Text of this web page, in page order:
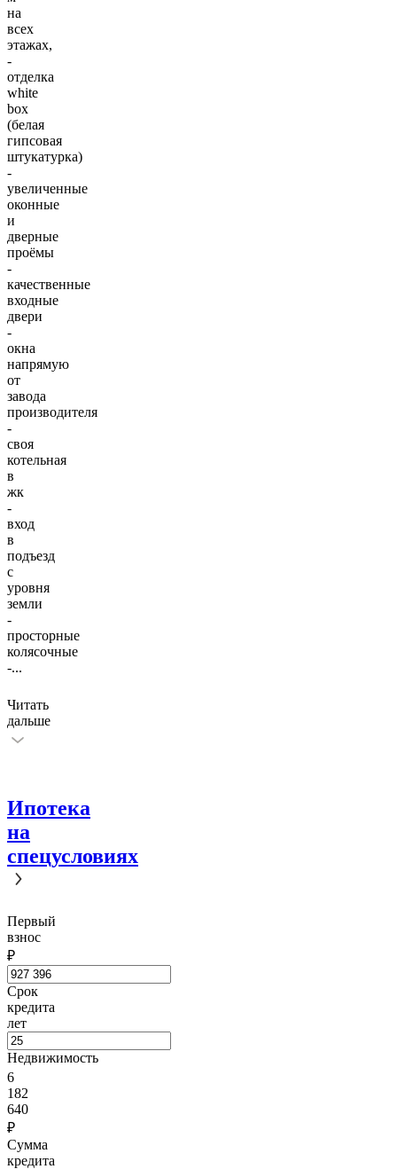
на
всех
этажах,
-
отделка
white
box
(белая
гипсовая
штукатурка)
-
увеличенные
оконные
и
дверные
проёмы
-
качественные
входные
двери
-
окна
напрямую
от
завода
производителя
-
своя
котельная
в
жк
-
вход
в
подъезд
с
уровня
земли
-
просторные
колясочные
-...
Читать
дальше
Ипотека
на
спецусловиях
Первый
взнос
₽
Срок
кредита
лет
Недвижимость
6
182
640
₽
Сумма
кредита